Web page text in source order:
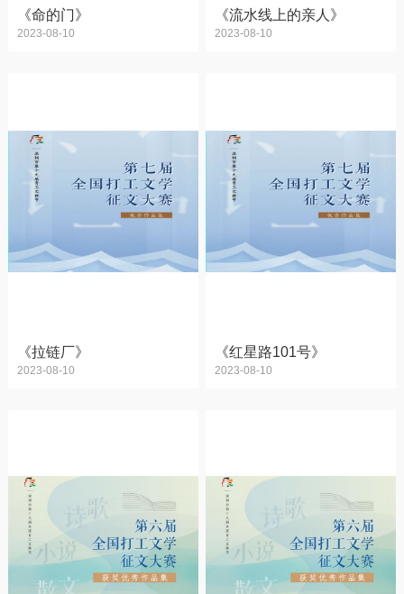
《命的门》
2023-08-10
《流水线上的亲人》
2023-08-10
《拉链厂》
2023-08-10
《红星路101号》
2023-08-10